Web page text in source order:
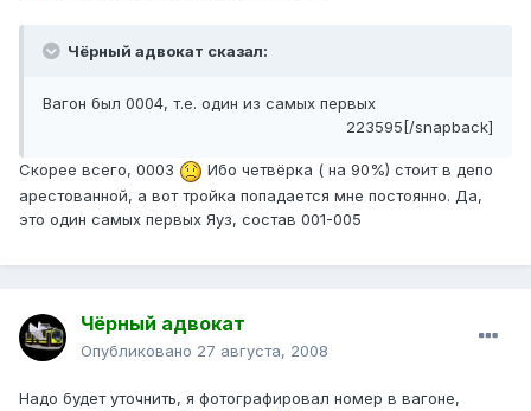
Чёрный адвокат сказал:
Вагон был 0004, т.е. один из самых первых
223595[/snapback]
Скорее всего, 0003
Ибо четвёрка ( на 90%) стоит в депо
арестованной, а вот тройка попадается мне постоянно. Да,
это один самых первых Яуз, состав 001-005
Чёрный адвокат
Опубликовано 27 августа, 2008
Надо будет уточнить, я фотографировал номер в вагоне,